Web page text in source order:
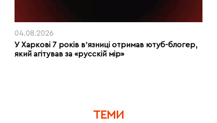
04.08.2026
У Харкові 7 років вʼязниці отримав ютуб-блогер,
який агітував за «русскій мір»
ТЕМИ